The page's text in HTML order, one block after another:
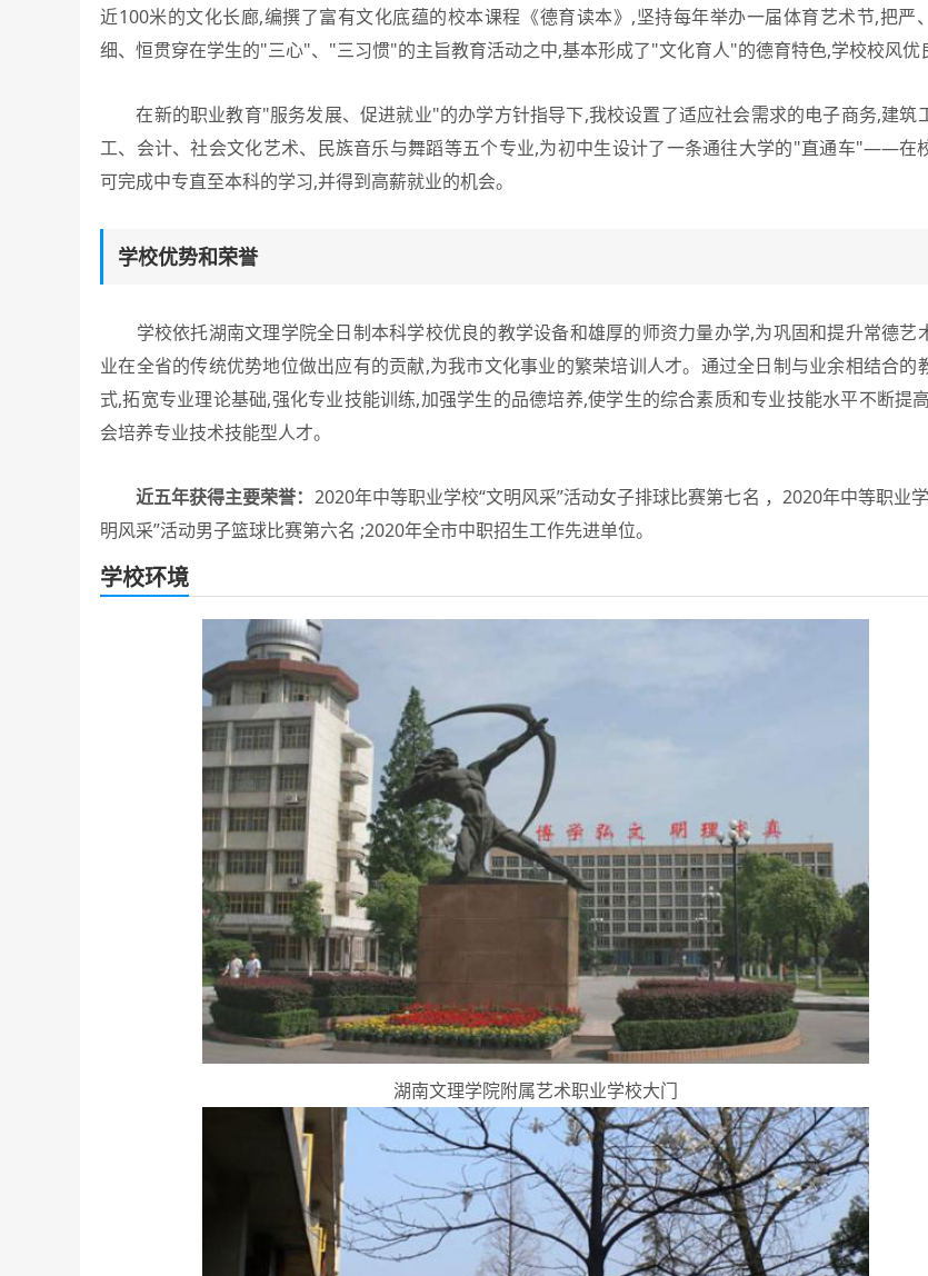
近100米的文化长廊,编撰了富有文化底蕴的校本课程《德育读本》,坚持每年举办一届体育艺术节,把严、
细、恒贯穿在学生的"三心"、"三习惯"的主旨教育活动之中,基本形成了"文化育人"的德育特色,学校校风优
在新的职业教育"服务发展、促进就业"的办学方针指导下,我校设置了适应社会需求的电子商务,建筑
工、会计、社会文化艺术、民族音乐与舞蹈等五个专业,为初中生设计了一条通往大学的"直通车"——在
可完成中专直至本科的学习,并得到高薪就业的机会。
学校优势和荣誉
学校依托湖南文理学院全日制本科学校优良的教学设备和雄厚的师资力量办学,为巩固和提升常德艺
业在全省的传统优势地位做出应有的贡献,为我市文化事业的繁荣培训人才。通过全日制与业余相结合的
式,拓宽专业理论基础,强化专业技能训练,加强学生的品德培养,使学生的综合素质和专业技能水平不断提
会培养专业技术技能型人才。
近五年获得主要荣誉： 2020年中等职业学校“文明风采”活动女子排球比赛第七名 ，2020年中等职业
明风采”活动男子篮球比赛第六名 ;2020年全市中职招生工作先进单位。
学校环境
湖南文理学院附属艺术职业学校大门